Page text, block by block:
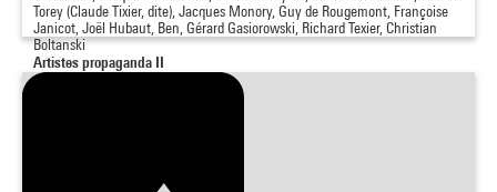
Torey (Claude Tixier, dite), Jacques Monory, Guy de Rougemont, Françoise
Janicot, Joël Hubaut, Ben, Gérard Gasiorowski, Richard Texier, Christian
Boltanski
Artistes propaganda II
1977 - 1978